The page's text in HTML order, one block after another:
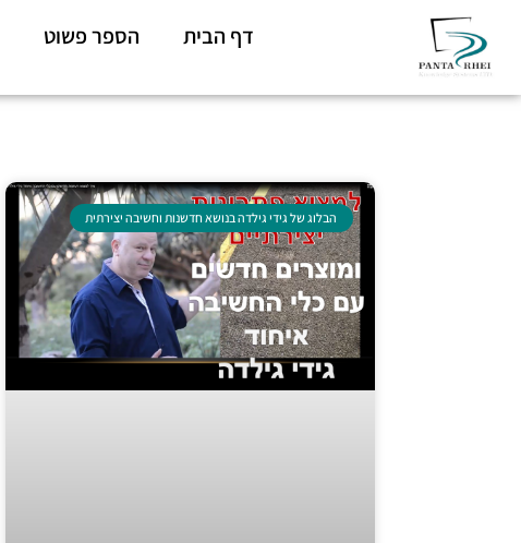
דף הבית הספר פשוט
הבלוג של גידי גילדה בנושא חדשנות וחשיבה יצירתית